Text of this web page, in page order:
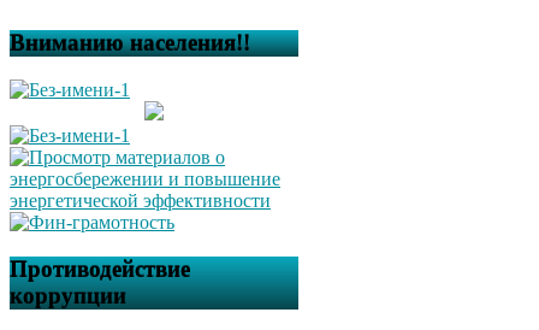
Вниманию населения!!
Противодействие
коррупции